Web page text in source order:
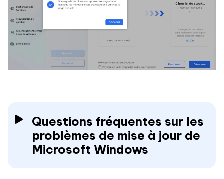
Questions fréquentes sur les
problèmes de mise à jour de
Microsoft Windows